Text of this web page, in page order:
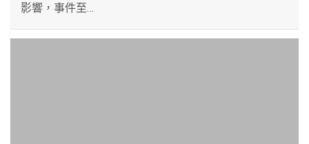
影響，事件至…